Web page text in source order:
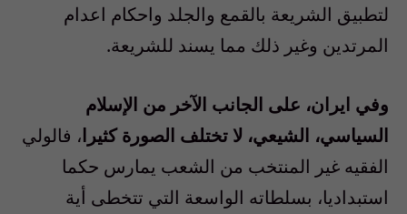
لتطبيق الشريعة بالقمع والجلد واحكام اعدام
المرتدين وغير ذلك مما يسند للشريعة.
وفي ايران، على الجانب الآخر من الإسلام
السياسي، الشيعي، لا تختلف الصورة كثيرا، فالولي
الفقيه غير المنتخب من الشعب يمارس حكما
استبداديا، بسلطاته الواسعة التي تتخطى أية